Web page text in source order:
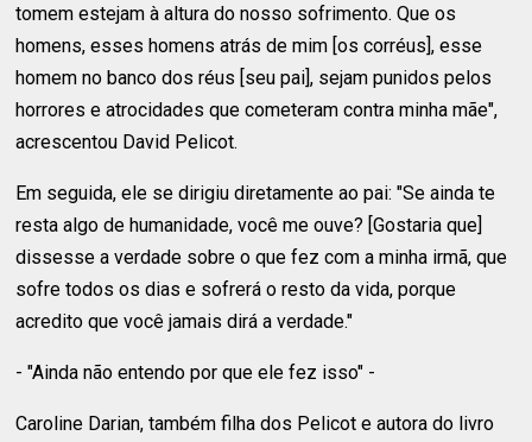
tomem estejam à altura do nosso sofrimento. Que os
homens, esses homens atrás de mim [os corréus], esse
homem no banco dos réus [seu pai], sejam punidos pelos
horrores e atrocidades que cometeram contra minha mãe",
acrescentou David Pelicot.
Em seguida, ele se dirigiu diretamente ao pai: "Se ainda te
resta algo de humanidade, você me ouve? [Gostaria que]
dissesse a verdade sobre o que fez com a minha irmã, que
sofre todos os dias e sofrerá o resto da vida, porque
acredito que você jamais dirá a verdade."
- "Ainda não entendo por que ele fez isso" -
Caroline Darian, também filha dos Pelicot e autora do livro